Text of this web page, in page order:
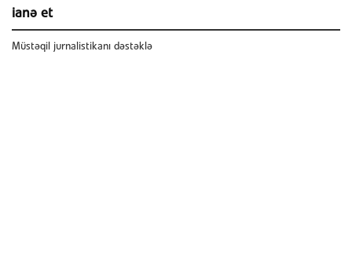
ianə et
Müstəqil jurnalistikanı dəstəklə